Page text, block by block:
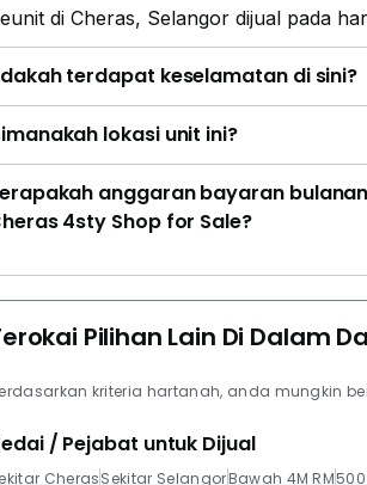
di Cheras, Selangor dijual pada
terdapat keselamatan di sini?
lokasi unit ini?
anggaran bayaran
4sty Shop for Sale?
Pilihan Lain Di Dalam
kriteria hartanah, anda mungkin
/ Pejabat untuk Dijual
CherasSekitar SelangorBawah 4M RM